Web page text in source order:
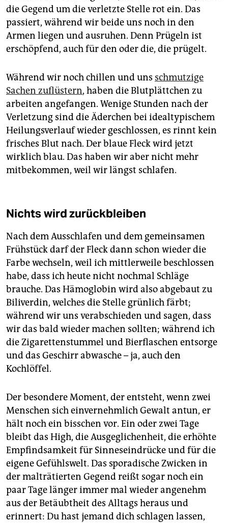
die Gegend um die verletzte Stelle rot ein. Das
passiert, während wir beide uns noch in den
Armen liegen und ausruhen. Denn Prügeln ist
erschöpfend, auch für den oder die, die prügelt.
Während wir noch chillen und uns schmutzige
Sachen zuflüstern, haben die Blutplättchen zu
arbeiten angefangen. Wenige Stunden nach der
Verletzung sind die Äderchen bei idealtypischem
Heilungsverlauf wieder geschlossen, es rinnt kein
frisches Blut nach. Der blaue Fleck wird jetzt
wirklich blau. Das haben wir aber nicht mehr
mitbekommen, weil wir längst schlafen.
Nichts wird zurückbleiben
Nach dem Ausschlafen und dem gemeinsamen
Frühstück darf der Fleck dann schon wieder die
Farbe wechseln, weil ich mittlerweile beschlossen
habe, dass ich heute nicht nochmal Schläge
brauche. Das Hämoglobin wird also abgebaut zu
Biliverdin, welches die Stelle grünlich färbt;
während wir uns verabschieden und sagen, dass
wir das bald wieder machen sollten; während ich
die Zigarettenstummel und Bierflaschen entsorge
und das Geschirr abwasche – ja, auch den
Kochlöffel.
Der besondere Moment, der entsteht, wenn zwei
Menschen sich einvernehmlich Gewalt antun, er
hält noch ein bisschen vor. Ein oder zwei Tage
bleibt das High, die Ausgeglichenheit, die erhöhte
Empfindsamkeit für Sinneseindrücke und für die
eigene Gefühlswelt. Das sporadische Zwicken in
der malträtierten Gegend reißt sogar noch ein
paar Tage länger immer mal wieder angenehm
aus der Betäubtheit des Alltags heraus und
erinnert: Du hast jemand dich schlagen lassen,